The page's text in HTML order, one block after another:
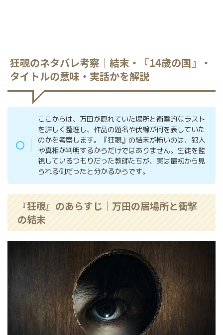
狂覗のネタバレ考察｜結末・『14歳の国』・
タイトルの意味・実話かを解説
ここからは、万田が隠れていた場所と衝撃的なラスト
を詳しく整理し、作品の題名や伏線が何を表していた
のかを考察します。『狂覗』の結末が怖いのは、犯人
や真相が判明するからだけではありません。生徒を監
視しているつもりだった教師たちが、実は最初から見
られる側だったと分かるからです。
『狂覗』のあらすじ｜万田の居場所と衝撃
の結末